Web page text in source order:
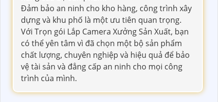
Đảm bảo an ninh cho kho hàng, công trình xây
dựng và khu phố là một ưu tiên quan trọng.
Với Trọn gói Lắp Camera Xưởng Sản Xuất, bạn
có thể yên tâm vì đã chọn một bộ sản phẩm
chất lượng, chuyên nghiệp và hiệu quả để bảo
vệ tài sản và đẳng cấp an ninh cho mọi công
trình của mình.